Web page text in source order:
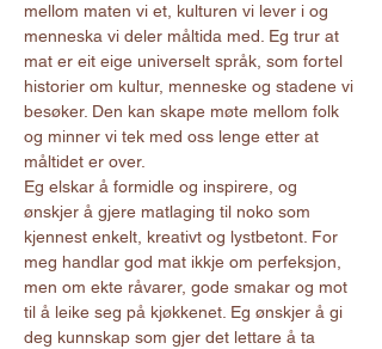
mellom maten vi et, kulturen vi lever i og
menneska vi deler måltida med. Eg trur at
mat er eit eige universelt språk, som fortel
historier om kultur, menneske og stadene vi
besøker. Den kan skape møte mellom folk
og minner vi tek med oss lenge etter at
måltidet er over.
Eg elskar å formidle og inspirere, og
ønskjer å gjere matlaging til noko som
kjennest enkelt, kreativt og lystbetont. For
meg handlar god mat ikkje om perfeksjon,
men om ekte råvarer, gode smakar og mot
til å leike seg på kjøkkenet. Eg ønskjer å gi
deg kunnskap som gjer det lettare å ta